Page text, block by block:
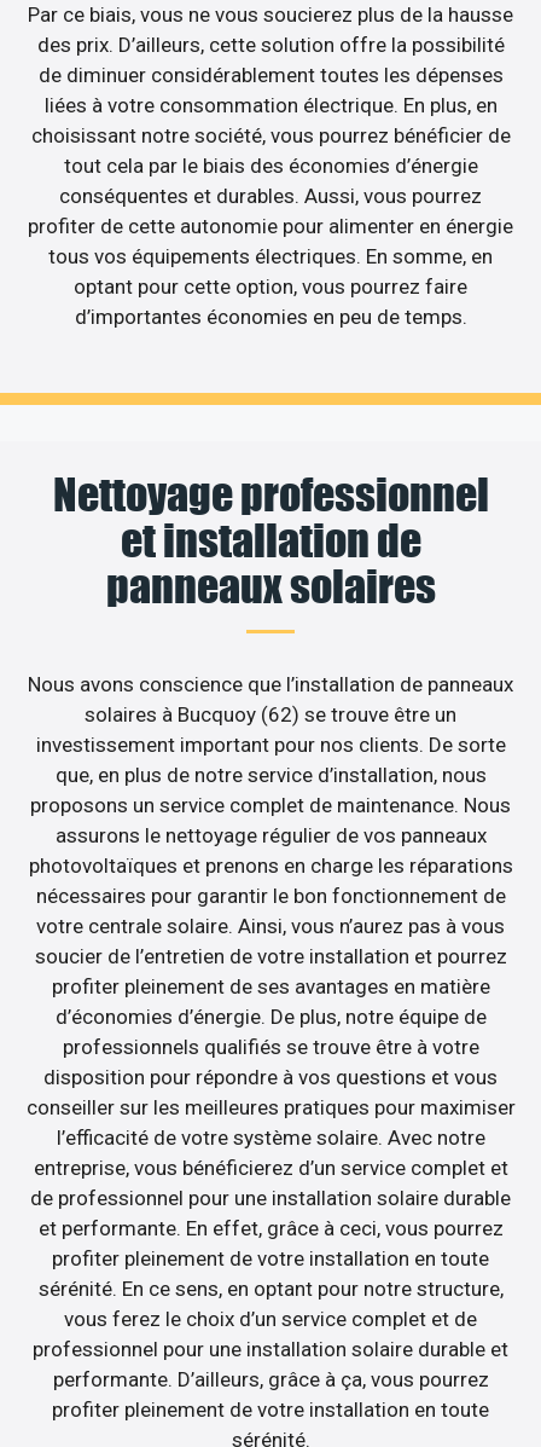
Par ce biais, vous ne vous soucierez plus de la hausse
des prix. D’ailleurs, cette solution offre la possibilité
de diminuer considérablement toutes les dépenses
liées à votre consommation électrique. En plus, en
choisissant notre société, vous pourrez bénéficier de
tout cela par le biais des économies d’énergie
conséquentes et durables. Aussi, vous pourrez
profiter de cette autonomie pour alimenter en énergie
tous vos équipements électriques. En somme, en
optant pour cette option, vous pourrez faire
d’importantes économies en peu de temps.
Nettoyage professionnel
et installation de
panneaux solaires
Nous avons conscience que l’installation de panneaux
solaires à Bucquoy (62) se trouve être un
investissement important pour nos clients. De sorte
que, en plus de notre service d’installation, nous
proposons un service complet de maintenance. Nous
assurons le nettoyage régulier de vos panneaux
photovoltaïques et prenons en charge les réparations
nécessaires pour garantir le bon fonctionnement de
votre centrale solaire. Ainsi, vous n’aurez pas à vous
soucier de l’entretien de votre installation et pourrez
profiter pleinement de ses avantages en matière
d’économies d’énergie. De plus, notre équipe de
professionnels qualifiés se trouve être à votre
disposition pour répondre à vos questions et vous
conseiller sur les meilleures pratiques pour maximiser
l’efficacité de votre système solaire. Avec notre
entreprise, vous bénéficierez d’un service complet et
de professionnel pour une installation solaire durable
et performante. En effet, grâce à ceci, vous pourrez
profiter pleinement de votre installation en toute
sérénité. En ce sens, en optant pour notre structure,
vous ferez le choix d’un service complet et de
professionnel pour une installation solaire durable et
performante. D’ailleurs, grâce à ça, vous pourrez
profiter pleinement de votre installation en toute
sérénité.